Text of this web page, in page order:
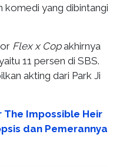
komedi yang dibintangi
Flex x Copakhirnya
11 persen di SBS.
akting dari Park Ji
The Impossible Heir
dan Pemerannya